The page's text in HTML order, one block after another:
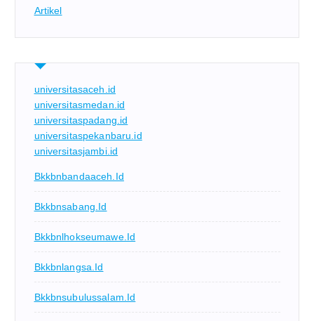
Artikel
universitasaceh.id
universitasmedan.id
universitaspadang.id
universitaspekanbaru.id
universitasjambi.id
Bkkbnbandaaceh.id
Bkkbnsabang.id
Bkkbnlhokseumawe.id
Bkkbnlangsa.id
Bkkbnsubulussalam.id